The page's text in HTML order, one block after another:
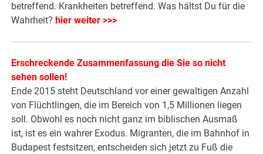
betreffend. Krankheiten betreffend. Was hältst Du für die
Wahrheit? hier weiter >>>
Erschreckende Zusammenfassung die Sie so nicht
sehen sollen!
Ende 2015 steht Deutschland vor einer gewaltigen Anzahl
von Flüchtlingen, die im Bereich von 1,5 Millionen liegen
soll. Obwohl es noch nicht ganz im biblischen Ausmaß
ist, ist es ein wahrer Exodus. Migranten, die im Bahnhof in
Budapest festsitzen, entscheiden sich jetzt zu Fuß die